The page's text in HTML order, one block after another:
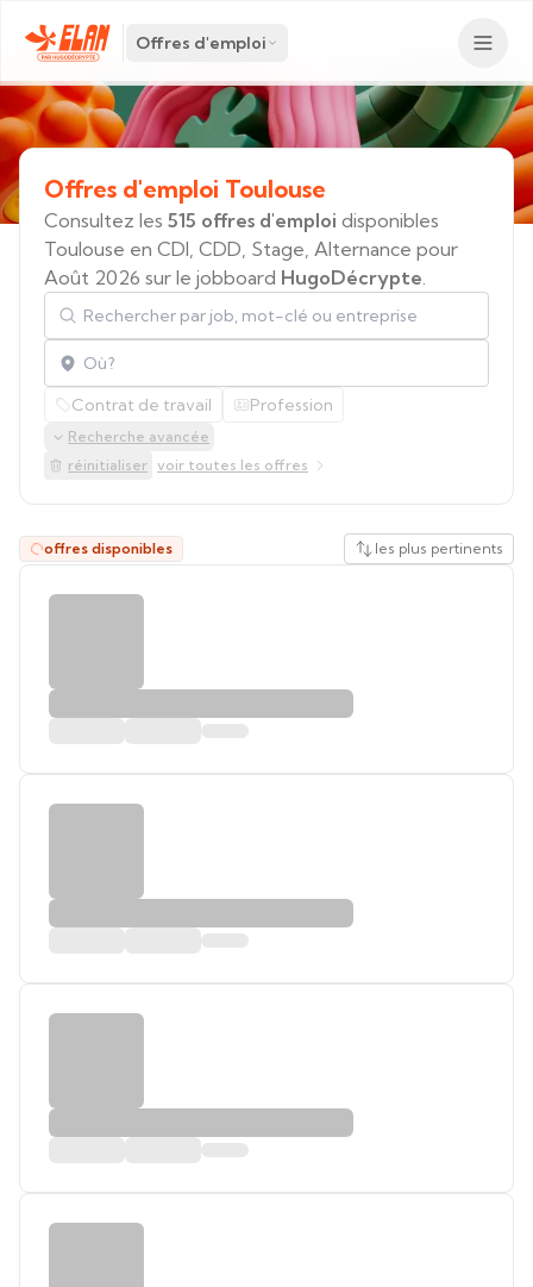
Offres d'emploi
Offres d'emploi Toulouse
Consultez les 515 offres d'emploi disponibles
Toulouse en CDI, CDD, Stage, Alternance pour
Août 2026 sur le jobboard HugoDécrypte.
Rechercher par job, mot-clé ou entreprise
Localisation
Contrat de travail Profession
Recherche avancée
réinitialiser voir toutes les offres
offres disponibles les plus pertinents